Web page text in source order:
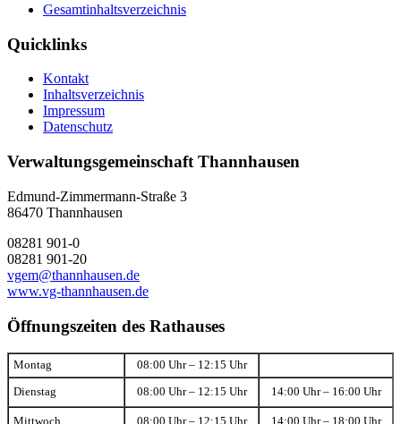
Gesamtinhaltsverzeichnis
Quicklinks
Kontakt
Inhaltsverzeichnis
Impressum
Datenschutz
Verwaltungsgemeinschaft Thannhausen
Edmund-Zimmermann-Straße 3
86470 Thannhausen
08281 901-0
08281 901-20
vgem@thannhausen.de
www.vg-thannhausen.de
Öffnungszeiten des Rathauses
Montag 08:00 Uhr – 12:15 Uhr
Dienstag 08:00 Uhr – 12:15 Uhr 14:00 Uhr – 16:00 Uhr